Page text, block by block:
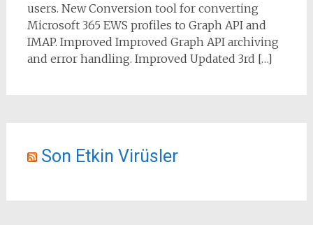
users. New Conversion tool for converting
Microsoft 365 EWS profiles to Graph API and
IMAP. Improved Improved Graph API archiving
and error handling. Improved Updated 3rd […]
Son Etkin Virüsler